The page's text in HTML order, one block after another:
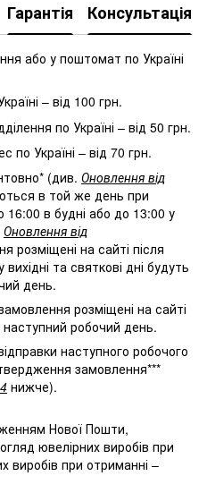
Гарантія Консультація
або у поштомат по Україні
– від 100 грн.
по Україні – від 50 грн.
по Україні – від 70 грн.
(див. Оновлення від
в той же день при
16:00 в будні або до 13:00 у
Оновлення від
розміщені на сайті після
та святкові дні будуть
день.
розміщені на сайті
робочий день.
наступного робочого
замовлення***
нижче).
Нової Пошти,
ювелірних виробів при
виробів при отриманні –